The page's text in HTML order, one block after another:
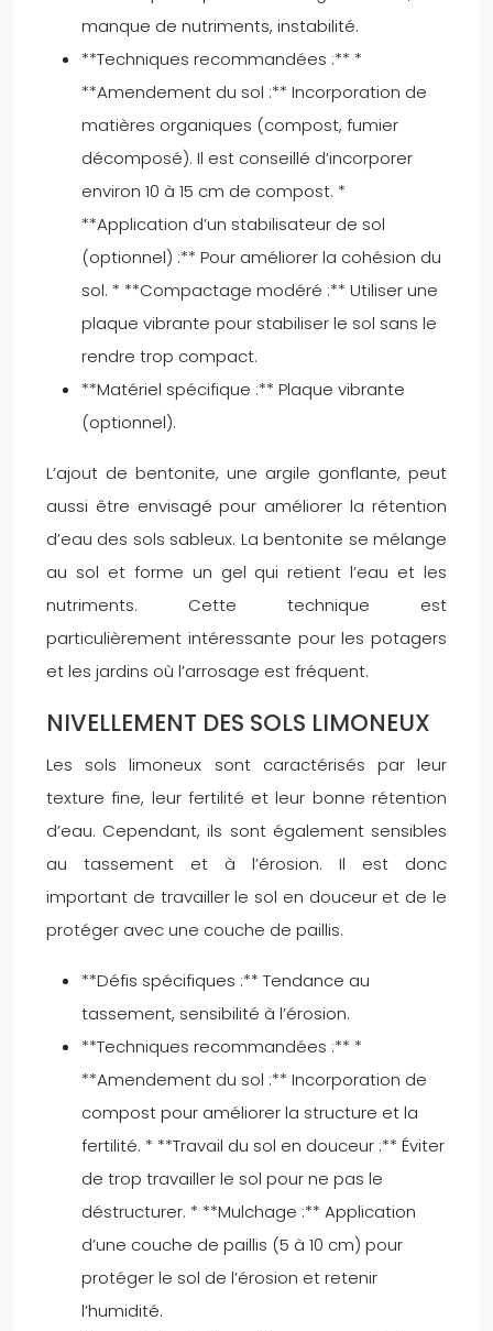
manque de nutriments, instabilité.
**Techniques recommandées :** *
**Amendement du sol :** Incorporation de
matières organiques (compost, fumier
décomposé). Il est conseillé d’incorporer
environ 10 à 15 cm de compost. *
**Application d’un stabilisateur de sol
(optionnel) :** Pour améliorer la cohésion du
sol. * **Compactage modéré :** Utiliser une
plaque vibrante pour stabiliser le sol sans le
rendre trop compact.
**Matériel spécifique :** Plaque vibrante
(optionnel).
L’ajout de bentonite, une argile gonflante, peut
aussi être envisagé pour améliorer la rétention
d’eau des sols sableux. La bentonite se mélange
au sol et forme un gel qui retient l’eau et les
nutriments. Cette technique est
particulièrement intéressante pour les potagers
et les jardins où l’arrosage est fréquent.
NIVELLEMENT DES SOLS LIMONEUX
Les sols limoneux sont caractérisés par leur
texture fine, leur fertilité et leur bonne rétention
d’eau. Cependant, ils sont également sensibles
au tassement et à l’érosion. Il est donc
important de travailler le sol en douceur et de le
protéger avec une couche de paillis.
**Défis spécifiques :** Tendance au
tassement, sensibilité à l’érosion.
**Techniques recommandées :** *
**Amendement du sol :** Incorporation de
compost pour améliorer la structure et la
fertilité. * **Travail du sol en douceur :** Éviter
de trop travailler le sol pour ne pas le
déstructurer. * **Mulchage :** Application
d’une couche de paillis (5 à 10 cm) pour
protéger le sol de l’érosion et retenir
l’humidité.